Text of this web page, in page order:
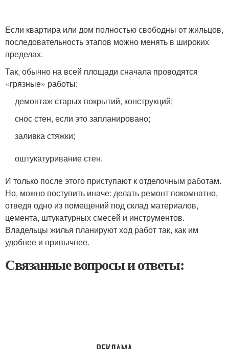
Если квартира или дом полностью свободны от жильцов,
последовательность этапов можно менять в широких
пределах.
Так, обычно на всей площади сначала проводятся
«грязные» работы:
демонтаж старых покрытий, конструкций;
снос стен, если это запланировано;
заливка стяжки;
оштукатуривание стен.
И только после этого приступают к отделочным работам.
Но, можно поступить иначе: делать ремонт покомнатно,
отведя одно из помещений под склад материалов,
цемента, штукатурных смесей и инструментов.
Владельцы жилья планируют ход работ так, как им
удобнее и привычнее.
Связанные вопросы и ответы: